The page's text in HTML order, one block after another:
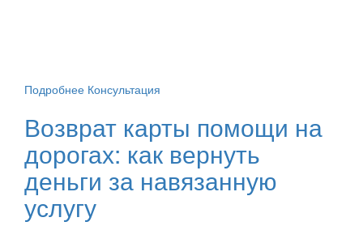
Подробнее Консультация
Возврат карты помощи на
дорогах: как вернуть
деньги за навязанную
услугу